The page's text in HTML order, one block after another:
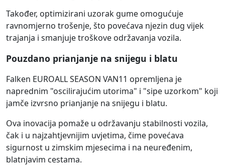
Također, optimizirani uzorak gume omogućuje
ravnomjerno trošenje, što povećava njezin dug vijek
trajanja i smanjuje troškove održavanja vozila.
Pouzdano prianjanje na snijegu i blatu
Falken EUROALL SEASON VAN11 opremljena je
naprednim "oscilirajućim utorima" i "sipe uzorkom" koji
jamče izvrsno prianjanje na snijegu i blatu.
Ova inovacija pomaže u održavanju stabilnosti vozila,
čak i u najzahtjevnijim uvjetima, čime povećava
sigurnost u zimskim mjesecima i na neuređenim,
blatnjavim cestama.